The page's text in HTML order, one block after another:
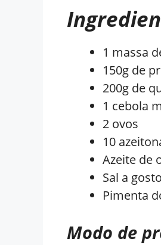
1 massa
150g de
200g de
1 cebola
2 ovos
10
Azeite de
Sal a gosto
Pimenta
Modo de